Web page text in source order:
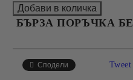
БЪРЗА ПОРЪЧКА
Сподели Tweet